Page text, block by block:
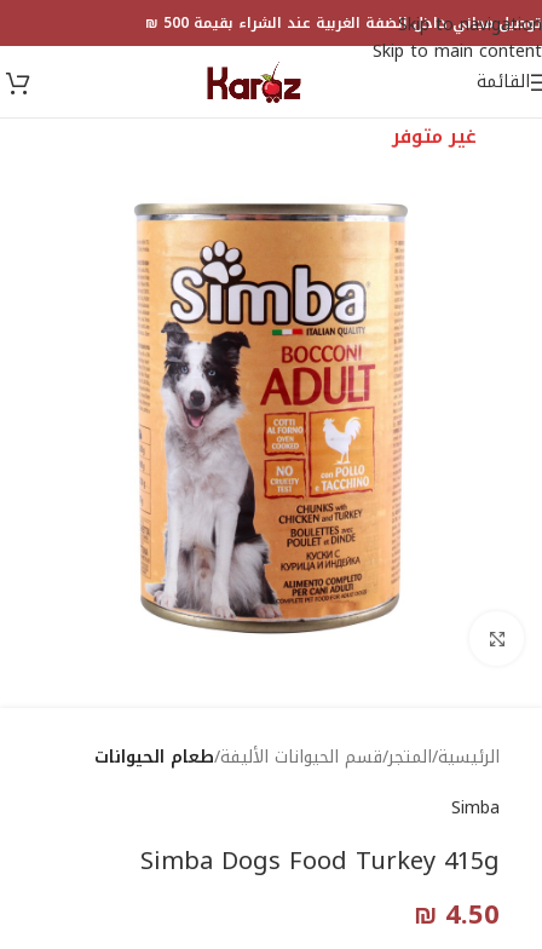
Skip to navigation
Skip to main content
توصيل مجاني داخل الضفة الغربية عند الشراء بقيمة 500 ₪
القائمة
غير متوفر
الرئيسية المتجر قسم الحيوانات الأليفة طعام الحيوانات
Simba
Simba Dogs Food Turkey 415g
₪ 4.50